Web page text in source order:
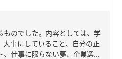
ものでした。内容としては、学
大事にしていること、自分の正
、仕事に限らない夢、企業選...